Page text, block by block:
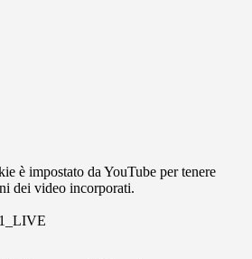
è impostato da YouTube per tenere
dei video incorporati.